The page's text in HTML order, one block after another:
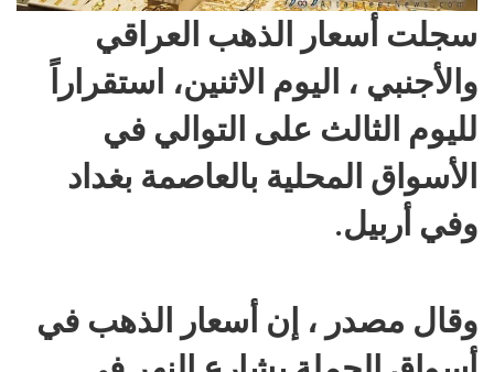
سجلت أسعار الذهب العراقي
والأجنبي ، اليوم الاثنين، استقراراً
لليوم الثالث على التوالي في
الأسواق المحلية بالعاصمة بغداد
وفي أربيل.
وقال مصدر ، إن أسعار الذهب في